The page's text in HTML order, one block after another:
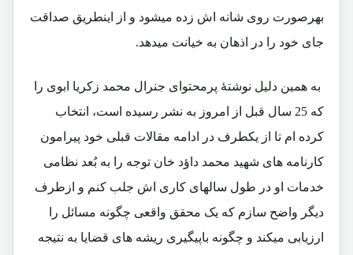
بهرصورت روی شانه اش زده میشود و از اینطریق صداقت
جای خود را در اذهان به خیانت میدهد.
به همین دلیل نوشتۀ پرمحتوای جنرال محمد زکریا ابوی را
که 25 سال قبل از امروز به نشر رسیده است، انتخاب
کرده ام تا از یکطرف در ادامه مقالات قبلی خود پیرامون
کارنامه های شهید محمد داؤد خان توجه را به بُعد نظامی
خدمات او در طول سالهای کاری اش جلب کنم و ازطرف
دیگر واضح سازم که یک محقق واقعی چگونه مسائل را
ارزیابی میکند و چگونه باپیگیری ریشه های قضایا به نتیجه